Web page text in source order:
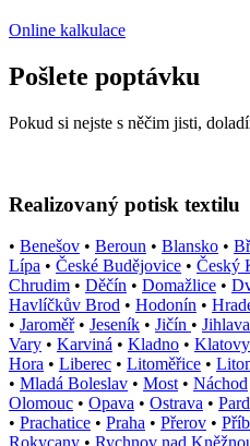
Online kalkulace
Pošlete poptávku
Pokud si nejste s něčim jisti,
Realizovaný potisk textilu
• Benešov • Beroun • Blansko •
Lípa • České Budějovice • Český
Chrudim • Děčín • Domažlice •
Havlíčkův Brod • Hodonín •
• Jaroměř• Jeseník • Jičín • Jihlava
Vary • Karviná • Kladno • Klatovy
Hora • Liberec • Litoměřice •
• Mladá Boleslav • Most • Náchod
Olomouc • Opava • Ostrava •
• Prachatice • Praha • Přerov •